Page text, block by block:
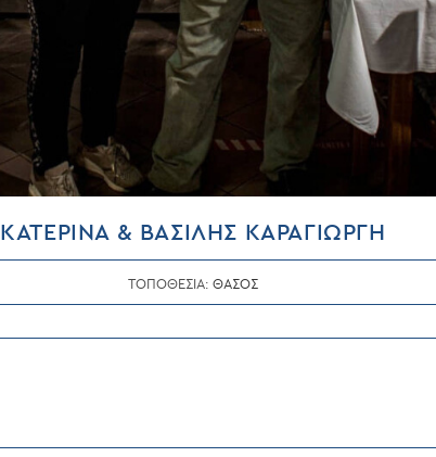
ΚΑΤΕΡΙΝΑ & ΒΑΣΙΛΗΣ ΚΑΡΑΓΙΩΡΓΗ
ΤΟΠΟΘΕΣΙΑ: ΘΑΣΟΣ